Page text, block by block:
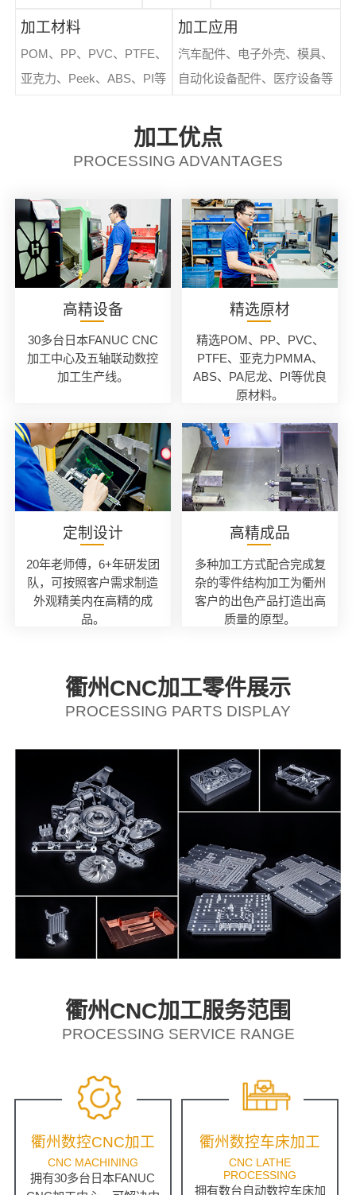
加工材料
POM、PP、PVC、PTFE、
亚克力、Peek、ABS、PI等
加工应用
汽车配件、电子外壳、模具、
自动化设备配件、医疗设备等
加工优点
PROCESSING ADVANTAGES
高精设备
30多台日本FANUC CNC
加工中心及五轴联动数控
加工生产线。
精选原材
精选POM、PP、PVC、
PTFE、亚克力PMMA、
ABS、PA尼龙、PI等优良
原材料。
定制设计
20年老师傅，6+年研发团
队，可按照客户需求制造
外观精美内在高精的成
品。
高精成品
多种加工方式配合完成复
杂的零件结构加工为衢州
客户的出色产品打造出高
质量的原型。
衢州CNC加工零件展示
PROCESSING PARTS DISPLAY
衢州CNC加工服务范围
PROCESSING SERVICE RANGE
衢州数控CNC加工
CNC MACHINING
拥有30多台日本FANUC
衢州数控车床加工
CNC LATHE
PROCESSING
拥有数台自动数控车床加